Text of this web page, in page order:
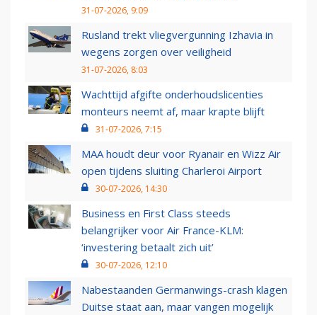
31-07-2026, 9:09
Rusland trekt vliegvergunning Izhavia in
wegens zorgen over veiligheid
31-07-2026, 8:03
Wachttijd afgifte onderhoudslicenties
monteurs neemt af, maar krapte blijft
31-07-2026, 7:15
MAA houdt deur voor Ryanair en Wizz Air
open tijdens sluiting Charleroi Airport
30-07-2026, 14:30
Business en First Class steeds
belangrijker voor Air France-KLM:
‘investering betaalt zich uit’
30-07-2026, 12:10
Nabestaanden Germanwings-crash klagen
Duitse staat aan, maar vangen mogelijk